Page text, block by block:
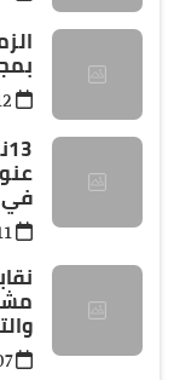
في
07 نوفمبر 2025